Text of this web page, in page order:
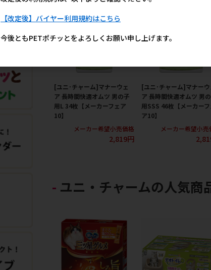
[ユニ･チャーム]マナーウェ
ア 長時間快適オムツ 男の子
用L 34枚【メーカーフェア
10】
メーカー希望小売価格
2,819円
[ユニ･チャーム]マナーウ
ア 長時間快適オムツ 男
用SSS 46枚【メーカーフ
ア10】
メーカー希望小売
ユニ・チャームの人気商
【改定後】バイヤー利用規約はこちら
今後ともPETポチッとをよろしくお願い申し上げます。